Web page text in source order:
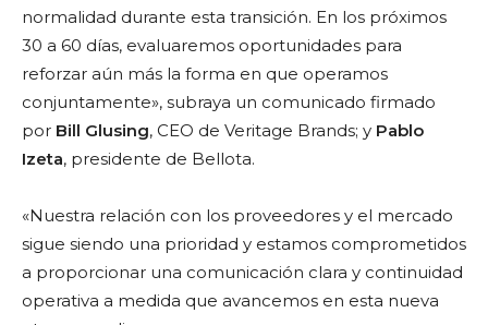
normalidad durante esta transición. En los próximos
30 a 60 días, evaluaremos oportunidades para
reforzar aún más la forma en que operamos
conjuntamente», subraya un comunicado firmado
por Bill Glusing, CEO de Veritage Brands; y Pablo
Izeta, presidente de Bellota.
«Nuestra relación con los proveedores y el mercado
sigue siendo una prioridad y estamos comprometidos
a proporcionar una comunicación clara y continuidad
operativa a medida que avancemos en esta nueva